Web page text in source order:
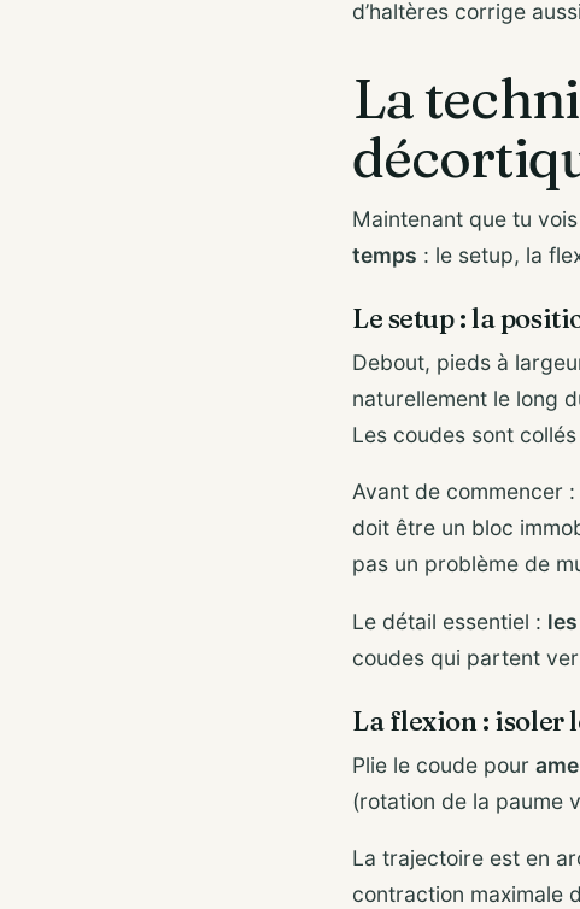
d’haltères corrige
La
Maintenant que tu
temps : le setup, la
Le setup : la
Debout, pieds à
naturellement le long
Les coudes sont
Avant de commencer :
doit être un bloc
pas un problème de
Le détail essentiel :
coudes qui partent
La flexion : isoler
Plie le coude pour
(rotation de la paume
La trajectoire est en
contraction maximale